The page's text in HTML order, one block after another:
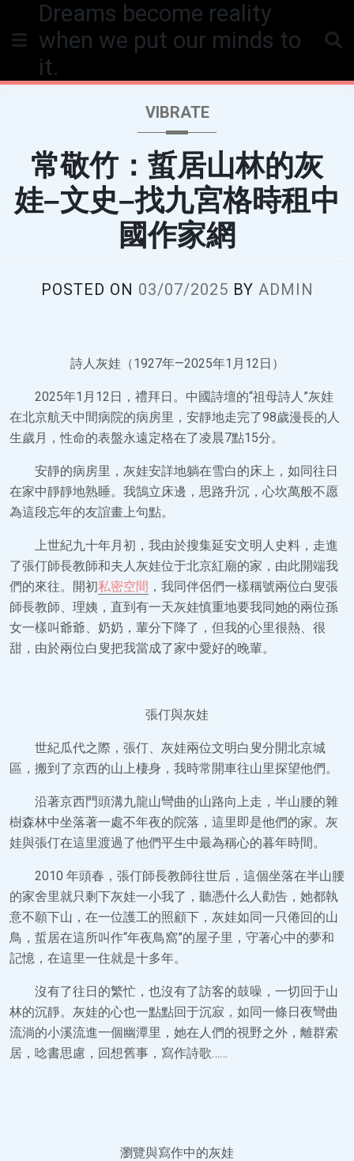
content
Dreams become reality
when we put our minds to
it.
VIBRATE
常敬竹：蜇居山林的灰
娃–文史–找九宮格時租中
國作家網
POSTED ON 03/07/2025 BY ADMIN
詩人灰娃（1927年—2025年1月12日）
2025年1月12日，禮拜日。中國詩壇的“祖母詩人”灰娃
在北京航天中間病院的病房里，安靜地走完了98歲漫長的人
生歲月，性命的表盤永遠定格在了凌晨7點15分。
安靜的病房里，灰娃安詳地躺在雪白的床上，如同往日
在家中靜靜地熟睡。我鵠立床邊，思路升沉，心坎萬般不愿
為這段忘年的友誼畫上句點。
上世紀九十年月初，我由於搜集延安文明人史料，走進
了張仃師長教師和夫人灰娃位于北京紅廟的家，由此開端我
們的來往。開初私密空間 ，我同伴侶們一樣稱號兩位白叟張
師長教師、理姨，直到有一天灰娃慎重地要我同她的兩位孫
女一樣叫爺爺、奶奶，輩分下降了，但我的心里很熱、很
甜，由於兩位白叟把我當成了家中愛好的晚輩。
張仃與灰娃
世紀瓜代之際，張仃、灰娃兩位文明白叟分開北京城
區，搬到了京西的山上棲身，我時常開車往山里探望他們。
沿著京西門頭溝九龍山彎曲的山路向上走，半山腰的雜
樹森林中坐落著一處不年夜的院落，這里即是他們的家。灰
娃與張仃在這里渡過了他們平生中最為稱心的暮年時間。
2010 年頭春，張仃師長教師往世后，這個坐落在半山腰
的家舍里就只剩下灰娃一小我了，聽憑什么人勸告，她都執
意不願下山，在一位護工的照顧下，灰娃如同一只倦回的山
鳥，蜇居在這所叫作“年夜鳥窩”的屋子里，守著心中的夢和
記憶，在這里一住就是十多年。
沒有了往日的繁忙，也沒有了訪客的鼓噪，一切回于山
林的沉靜。灰娃的心也一點點回于沉寂，如同一條日夜彎曲
流淌的小溪流進一個幽潭里，她在人們的視野之外，離群索
居，唸書思慮，回想舊事，寫作詩歌……
瀏覽與寫作中的灰娃